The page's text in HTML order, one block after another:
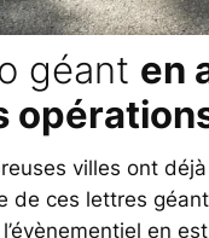
géant en
villes ont
de ces lettres
en est